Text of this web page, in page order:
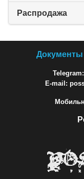
Распродажа
E-mail: